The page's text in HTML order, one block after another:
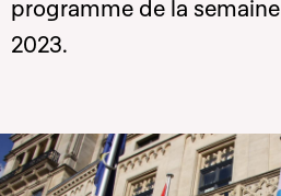
programme de la
2023.